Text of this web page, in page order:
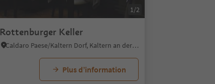
1/2
Rottenburger Keller
Caldaro Paese/Kaltern Dorf, Kaltern an der Weinstraße/Caldaro sulla Strada del Vino, Alto Adige Wine Road
Plus d’information